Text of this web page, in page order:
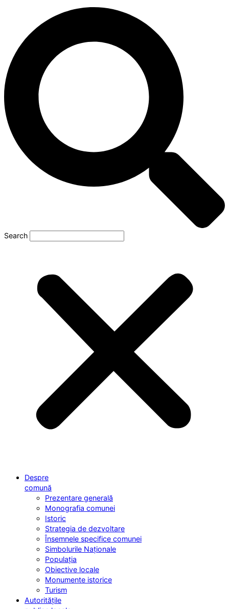
Search
Despre
comună
Prezentare generală
Monografia comunei
Istoric
Strategia de dezvoltare
Însemnele specifice comunei
Simbolurile Naționale
Populația
Obiective locale
Monumente istorice
Turism
Autoritățile